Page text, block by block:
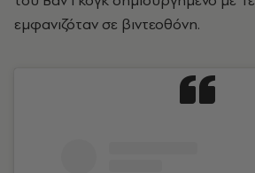
εμφανιζόταν σε βιντεοθόνη.